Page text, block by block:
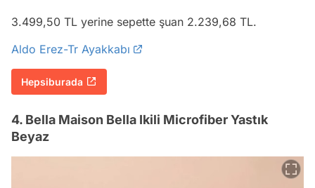
3.499,50 TL yerine sepette şuan 2.239,68 TL.
Aldo Erez-Tr Ayakkabı
Hepsiburada
4. Bella Maison Bella Ikili Microfiber Yastık
Beyaz